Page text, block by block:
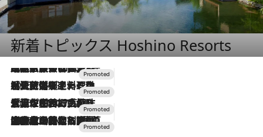
新着トピックス Hoshino Resorts
2026.7.31
【ホテル帰省】という選択肢をOMOが提案。家族とほどよい距離を保つには「昼は実家、夜は気兼ねなくホテルで！」
2026.7.24
【夏限定ディナーコース】旬を迎える稚鮎や花ズッキーニなどをイタリア・トスカーナの郷土料理の手法で満喫！
2026.7.17
「土佐和ハーブかき氷」がOMO7高知に登場！生姜、山椒、大葉など目にも舌にも涼を呼ぶ郷土の味
2026.7.10
NEW OPEN！【界 草津】名湯の地に誕生。趣の異なる2種の温泉と上州ならではの会席・蕎麦割烹など美食を味わう究極の癒やし旅